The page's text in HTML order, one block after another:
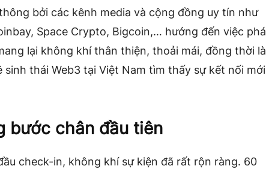
bởi các kênh media và cộng đồng uy tín như
Space Crypto, Bigcoin,… hướng đến việc phá
lại không khí thân thiện, thoải mái, đồng thời là
thái Web3 tại Việt Nam tìm thấy sự kết nối mới
bước chân đầu tiên
check-in, không khí sự kiện đã rất rộn ràng. 60